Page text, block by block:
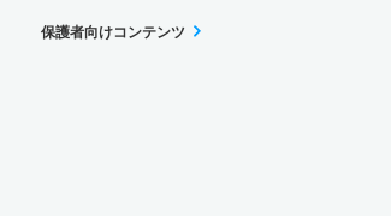
保護者向けコンテンツ